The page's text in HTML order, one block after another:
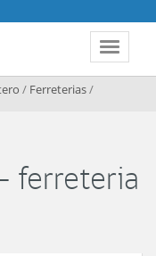
Toggle
/ Ferreterias/
ferreteria